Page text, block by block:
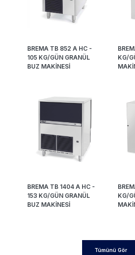
BREMA TB 852 A HC -
105 KG/GÜN GRANÜL
BUZ MAKİNESİ
KG/
BREMA TB 1404 A HC -
153 KG/GÜN GRANÜL
BUZ MAKİNESİ
KG/
Tümünü Gör